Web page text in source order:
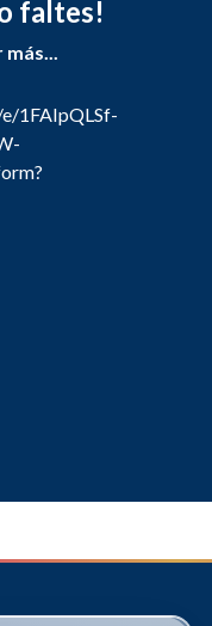
1FAIpQLSf-
faltes!
más...